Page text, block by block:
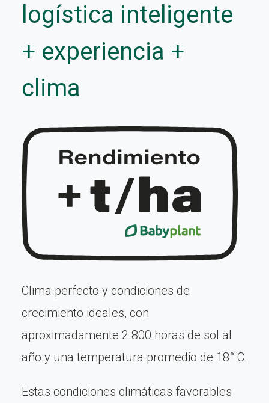
logística inteligente
+ experiencia +
clima
Clima perfecto y condiciones de
crecimiento ideales, con
aproximadamente 2.800 horas de sol al
año y una temperatura promedio de 18° C.
Estas condiciones climáticas favorables